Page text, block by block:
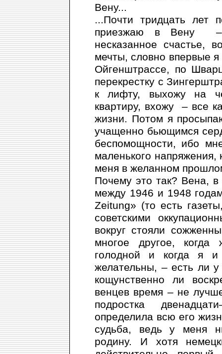
Вену...
...Почти тридцать лет
приезжаю в Вену –
несказанное счастье,
мечты, словно впервые
Ойгенштрассе, по
перекрестку с
к лифту, выхожу на
квартиру, вхожу – все
жизни. Потом я
учащенно бьющимся
беспомощности, ибо
маленького напряжения,
меня в желанном
Почему это так? Вена,
между 1946 и 1948
Zeitung» (то есть
советскими
вокруг стояли
многое другое,
голодной и когда я
желательны, – есть ли
кощунственно ли
венцев время – не
подростка
определила всю его
судьба, ведь у меня
родину. И хотя